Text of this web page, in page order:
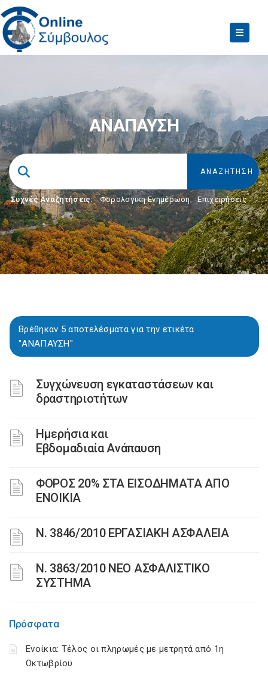
ΑΝΑΠΑΥΣΗ
Συχνές Αναζητήσεις: Φορολογικη Ενημέρωση, Επιχειρήσεις
Βρέθηκαν 5 αποτελέσματα για την ετικέτα
"ΑΝΑΠΑΥΣΗ"
Συγχώνευση εγκαταστάσεων και
δραστηριοτήτων
Ημερήσια και
Εβδομαδιαία Ανάπαυση
ΦΟΡΟΣ 20% ΣΤΑ ΕΙΣΟΔΗΜΑΤΑ ΑΠΟ
ΕΝΟΙΚΙΑ
Ν. 3846/2010 ΕΡΓΑΣΙΑΚΗ ΑΣΦΑΛΕΙΑ
N. 3863/2010 ΝΕΟ ΑΣΦΑΛΙΣΤΙΚΟ
ΣΥΣΤΗΜΑ
Πρόσφατα
Ενοίκια: Τέλος οι πληρωμές με μετρητά από 1η
Οκτωβρίου